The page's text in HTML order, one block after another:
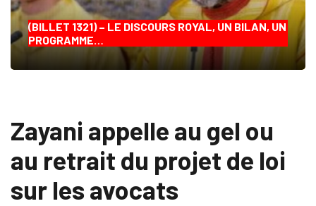
(BILLET 1321) – LE DISCOURS ROYAL, UN BILAN, UN
PROGRAMME…
Zayani appelle au gel ou
au retrait du projet de loi
sur les avocats